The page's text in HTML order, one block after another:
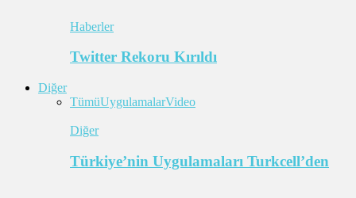
Haberler
Twitter Rekoru Kırıldı
Diğer
TümüUygulamalarVideo
Diğer
Türkiye’nin Uygulamaları Turkcell’den